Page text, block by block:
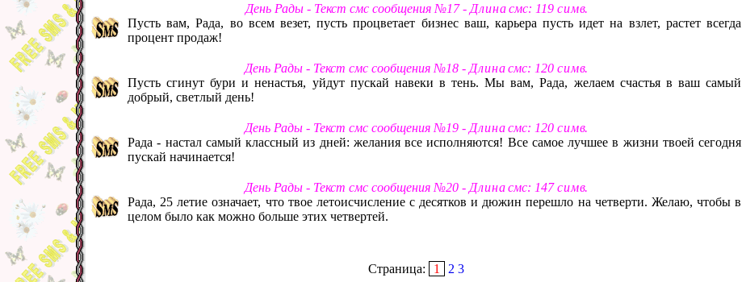
День Рады - Текст смс сообщения №17 - Д л и н асмс: 119 с и м в.
Пусть вам, Рада, во всем везет, пусть процветает бизнес ваш, карьера пусть идет на взлет, растет всегда
процент продаж!
День Рады - Текст смс сообщения №18 - Д л и н асмс: 120 с и м в.
Пусть сгинут бури и ненастья, уйдут пускай навеки в тень. Мы вам, Рада, желаем счастья в ваш самый
добрый, светлый день!
День Рады - Текст смс сообщения №19 - Д л и н асмс: 120 с и м в.
Рада - настал самый классный из дней: желания все исполняются! Все самое лучшее в жизни твоей сегодня
пускай начинается!
День Рады - Текст смс сообщения №20 - Д л и н асмс: 147с и м в.
Рада, 25 летие означает, что твое летоисчисление с десятков и дюжин перешло на четверти. Желаю, чтобы в
целом было как можно больше этих четвертей.
Страница: 1 2 3